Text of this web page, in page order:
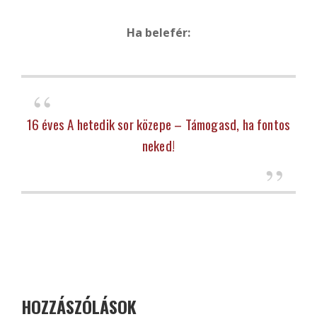
Ha belefér:
16 éves A hetedik sor közepe – Támogasd, ha fontos
neked!
HOZZÁSZÓLÁSOK